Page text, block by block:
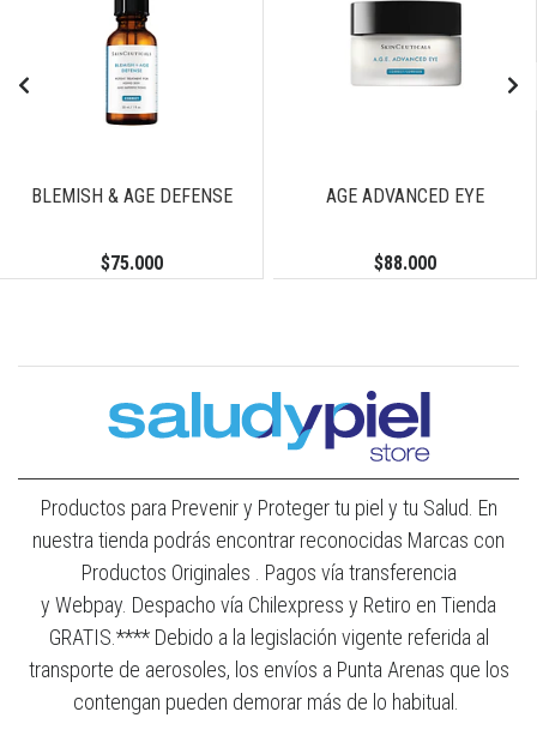
BLEMISH & AGE DEFENSE
$75.000
AGE ADVANCED EYE
$88.000
Productos para Prevenir y Proteger tu piel y tu Salud. En
nuestra tienda podrás encontrar reconocidas Marcas con
Productos Originales . Pagos vía transferencia
y Webpay. Despacho vía Chilexpress y Retiro en Tienda
GRATIS.**** Debido a la legislación vigente referida al
transporte de aerosoles, los envíos a Punta Arenas que los
contengan pueden demorar más de lo habitual.